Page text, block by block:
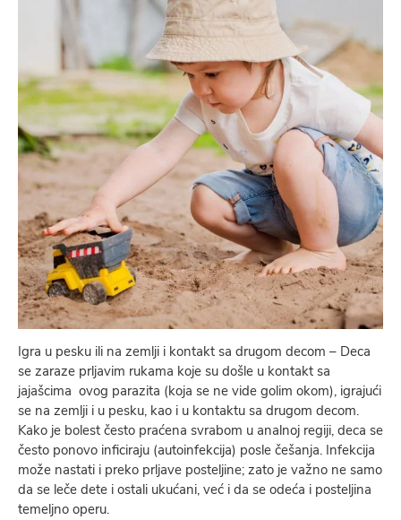
Igra u pesku ili na zemlji i kontakt sa drugom decom – Deca
se zaraze prljavim rukama koje su došle u kontakt sa
jajašcima ovog parazita (koja se ne vide golim okom), igrajući
se na zemlji i u pesku, kao i u kontaktu sa drugom decom.
Kako je bolest često praćena svrabom u analnoj regiji, deca se
često ponovo inficiraju (autoinfekcija) posle češanja. Infekcija
može nastati i preko prljave posteljine; zato je važno ne samo
da se leče dete i ostali ukućani, već i da se odeća i posteljina
temeljno operu.